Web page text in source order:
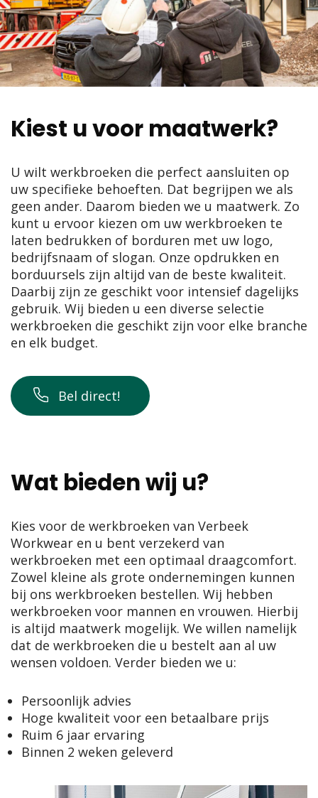
Kiest u voor maatwerk?
U wilt werkbroeken die perfect aansluiten op
uw specifieke behoeften. Dat begrijpen we als
geen ander. Daarom bieden we u maatwerk. Zo
kunt u ervoor kiezen om uw werkbroeken te
laten bedrukken of borduren met uw logo,
bedrijfsnaam of slogan. Onze opdrukken en
borduursels zijn altijd van de beste kwaliteit.
Daarbij zijn ze geschikt voor intensief dagelijks
gebruik. Wij bieden u een diverse selectie
werkbroeken die geschikt zijn voor elke branche
en elk budget.
Bel direct!
Wat bieden wij u?
Kies voor de werkbroeken van Verbeek
Workwear en u bent verzekerd van
werkbroeken met een optimaal draagcomfort.
Zowel kleine als grote ondernemingen kunnen
bij ons werkbroeken bestellen. Wij hebben
werkbroeken voor mannen en vrouwen. Hierbij
is altijd maatwerk mogelijk. We willen namelijk
dat de werkbroeken die u bestelt aan al uw
wensen voldoen. Verder bieden we u:
Persoonlijk advies
Hoge kwaliteit voor een betaalbare prijs
Ruim 6 jaar ervaring
Binnen 2 weken geleverd